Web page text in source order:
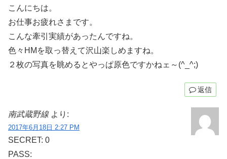
こんにちは。
お仕事お疲れさまです。
こんな牽引実績があったんですね。
色々HMを取っ替えて沢山楽しめますね。
２枚の写真を眺めるとやっぱ原色ですかねェ～(^_^;)
返信
南武蔵野線 より:
2017年6月18日 2:27 PM
SECRET: 0
PASS: